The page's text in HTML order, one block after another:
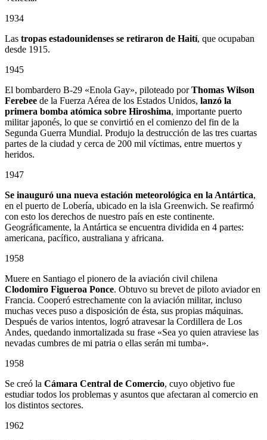
1934
Las tropas estadounidenses se retiraron de Haití, que ocupaban
desde 1915.
1945
El bombardero B-29 «Enola Gay», piloteado porThomas Wilson
Ferebee de la Fuerza Aérea de los Estados Unidos, lanzó la
primera bomba atómica sobre Hiroshima, importante puerto
militar japonés, lo que se convirtió en el comienzo del fin de la
Segunda Guerra Mundial. Produjo la destrucción de las tres cuartas
partes de la ciudad y cerca de 200 mil víctimas, entre muertos y
heridos.
1947
Se inauguró una nueva estación meteorológica en la Antártica,
en el puerto de Lobería, ubicado en la isla Greenwich. Se reafirmó
con esto los derechos de nuestro país en este continente.
Geográficamente, la Antártica se encuentra dividida en 4 partes:
americana, pacífico, australiana y africana.
1958
Muere en Santiago el pionero de la aviación civil chilena
Clodomiro Figueroa Ponce. Obtuvo su brevet de piloto aviador en
Francia. Cooperó estrechamente con la aviación militar, incluso
muchas veces puso a disposición de ésta, sus propias máquinas.
Después de varios intentos, logró atravesar la Cordillera de Los
Andes, quedando inmortalizada su frase «Sea yo quien atraviese las
nevadas cumbres de mi patria o ellas serán mi tumba».
1958
Se creó la Cámara Central de Comercio, cuyo objetivo fue
estudiar todos los problemas y asuntos que afectaran al comercio en
los distintos sectores.
1962